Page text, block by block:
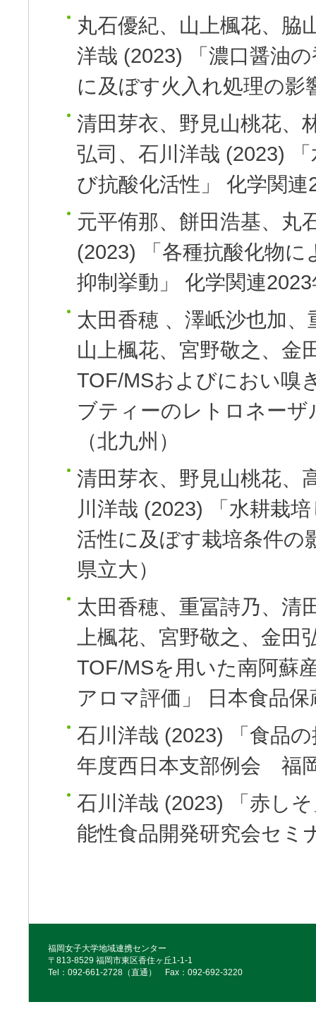
丸石優紀、山上楓花、脇
洋哉 (2023)
「濃口醤油
に及ぼす火入れ処理の影
清田芽衣、野見山桃花、
弘司、石川洋哉 (2023)
び抗酸化活性」
化学関連
元平侑那、餅田浩基、丸
(2023)
「各種抗酸化物
抑制挙動」
化学関連
太田香穂 、澤岻沙也加
山上楓花、宮野敬之、金
TOF/MSおよびにおい嗅
ブティーのレトロネーザ
（北九州）
清田芽衣、野見山桃花、
川洋哉 (2023)
「水耕栽
活性に及ぼす栽培条件の
県立大）
太田香穂、重冨詩乃、清
上楓花、宮野敬之、金田
TOF/MSを用いた南阿蘇
アロマ評価」
日本食品
石川洋哉 (2023)
「食品
年度西日本支部例会 福
石川洋哉 (2023)
「赤し
能性食品開発研究会セミ
福岡女子大学地域連携センター
〒813-8529 福岡市東区香住ヶ丘1-1-1
Tel：092‐661‐2728（直通） Fax：092‐692‐3220